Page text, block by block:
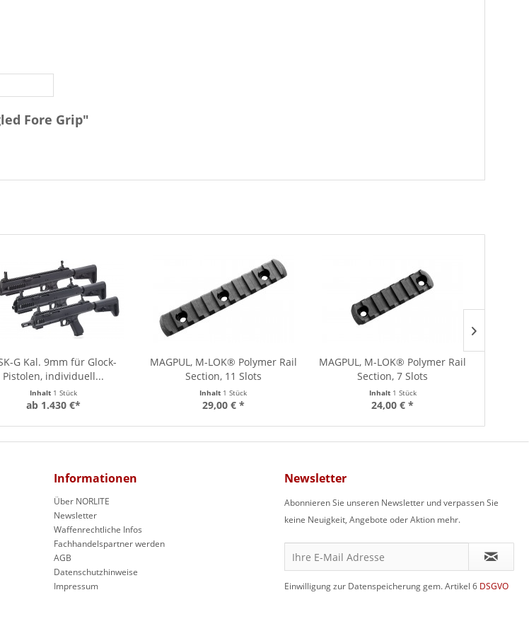
Fore Grip"
G Kal. 9mm für Glock-
Pistolen, individuell...
Inhalt 1 Stück
ab 1.430 €*
MAGPUL, M-LOK® Polymer Rail
Section, 11 Slots
Inhalt 1 Stück
29,00 € *
MAGPUL, M-LOK® Polymer Rail
Section, 7 Slots
Inhalt 1 Stück
24,00 € *
Informationen
Über NORLITE
Newsletter
Waffenrechtliche Infos
Fachhandelspartner werden
AGB
Datenschutzhinweise
Impressum
Newsletter
Abonnieren Sie unseren Newsletter und verpassen Sie
keine Neuigkeit, Angebote oder Aktion mehr.
Einwilligung zur Datenspeicherung gem. Artikel 6 DSGVO